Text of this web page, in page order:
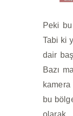
Peki
Tabi ki
dair
Bazı
bu